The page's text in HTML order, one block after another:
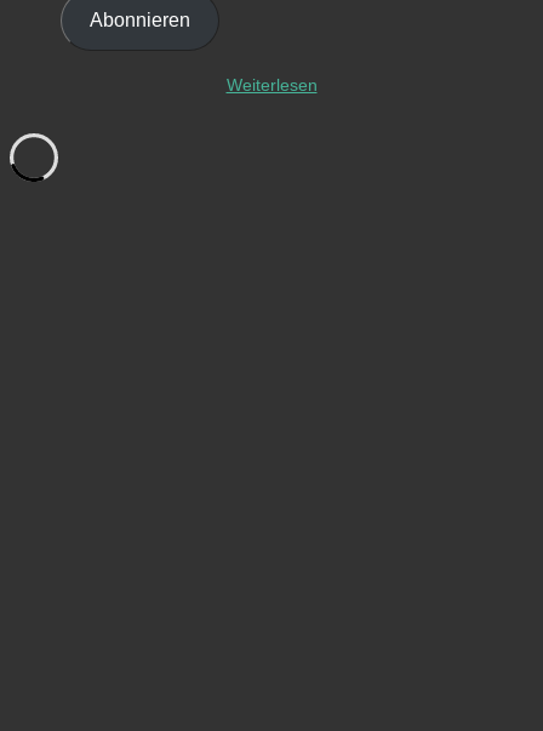
Adresse
ein ...Abonnieren
Weiterlesen